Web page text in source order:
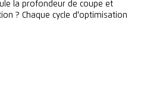
la profondeur de coupe et
? Chaque cycle d'optimisation